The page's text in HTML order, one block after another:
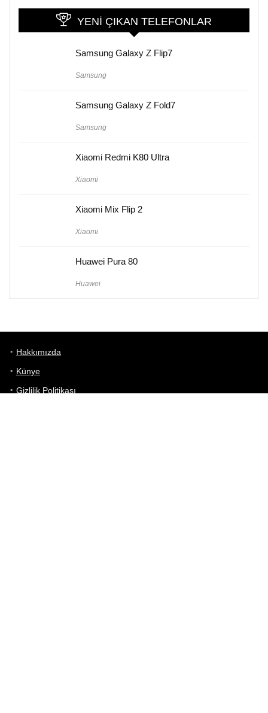
YENI ÇIKAN TELEFONLAR
Samsung Galaxy Z Flip7
Samsung
Samsung Galaxy Z Fold7
Samsung
Xiaomi Redmi K80 Ultra
Xiaomi
Xiaomi Mix Flip 2
Xiaomi
Huawei Pura 80
Huawei
Hakkımızda
Künye
Gizlilik Politikası